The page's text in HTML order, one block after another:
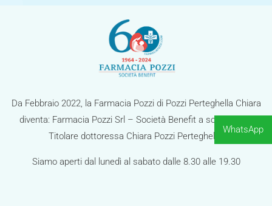
Da Febbraio 2022, la Farmacia Pozzi di Pozzi Perteghella Chiara
diventa: Farmacia Pozzi Srl – Società Benefit a socio unico.
Titolare dottoressa Chiara Pozzi Perteghella.
Siamo aperti dal lunedì al sabato dalle 8.30 alle 19.30
WhatsApp